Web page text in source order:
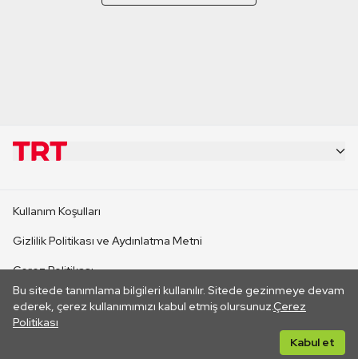
Bu sitede tanımlama bilgileri kullanılır. Sitede gezinmeye devam
ederek, çerez kullanımımızı kabul etmiş olursunuz.Çerez
Politikası
Kabul et
CANLI YAYINLAR
Kullanım Koşulları
Gizlilik Politikası ve Aydınlatma Metni
Çerez Politikası
İletişim
Her hakkı saklıdır. ©2026 TRT. Bağlantı yoluyla gidilen dış